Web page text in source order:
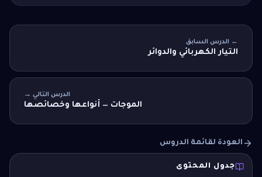
← الدرس السابق
التيار الكهربائي والدوائر
الدرس التالي →
الموجات — أنواعها وخصائصها
العودة لقائمة الدروس
جدول المحتوى